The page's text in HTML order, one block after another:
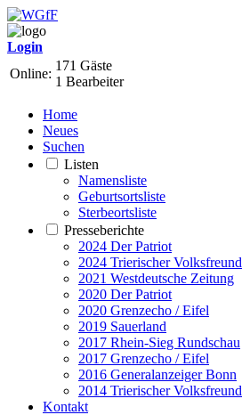
Login
Online:
171 Gäste
1 Bearbeiter
Home
Neues
Suchen
Listen
Namensliste
Geburtsortsliste
Sterbeortsliste
Presseberichte
2024 Der Patriot
2024 Trierischer Volksfreund
2021 Westdeutsche Zeitung
2020 Der Patriot
2020 Grenzecho / Eifel
2019 Sauerland
2017 Rhein-Sieg Rundschau
2017 Grenzecho / Eifel
2016 Generalanzeiger Bonn
2014 Trierischer Volksfreund
Kontakt